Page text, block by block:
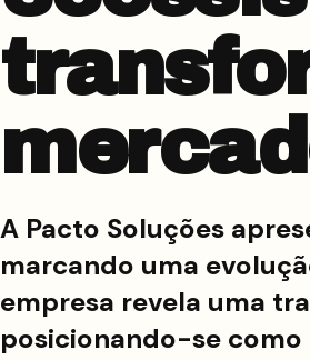
A Pacto Soluções
marcando uma
empresa revela uma
posicionando-se como